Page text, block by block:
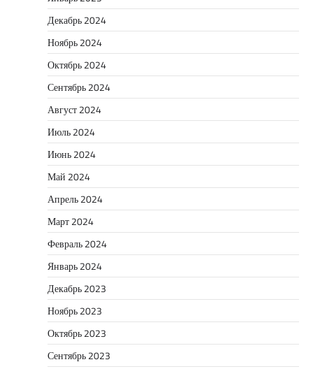
Декабрь 2024
Ноябрь 2024
Октябрь 2024
Сентябрь 2024
Август 2024
Июль 2024
Июнь 2024
Май 2024
Апрель 2024
Март 2024
Февраль 2024
Январь 2024
Декабрь 2023
Ноябрь 2023
Октябрь 2023
Сентябрь 2023